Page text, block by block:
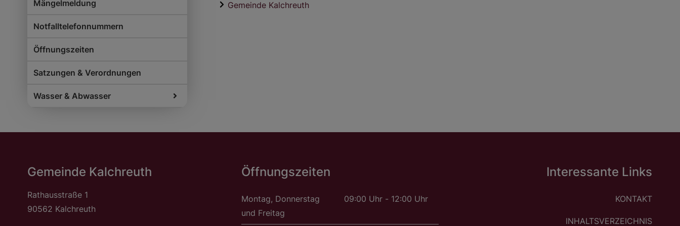
Mängelmeldung
Notfalltelefonnummern
Öffnungszeiten
Satzungen & Verordnungen
Wasser & Abwasser
Gemeinde Kalchreuth
Gemeinde Kalchreuth
Rathausstraße 1
90562 Kalchreuth
Öffnungszeiten
Montag, Donnerstag
und Freitag
09:00 Uhr - 12:00 Uhr
Interessante Links
KONTAKT
INHALTSVERZEICHNIS